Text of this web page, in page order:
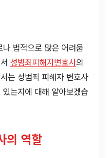
법적으로 많은 어려움
성범죄피해자변호사의
는 성범죄 피해자 변호사
는지에 대해 알아보겠습
의 역할